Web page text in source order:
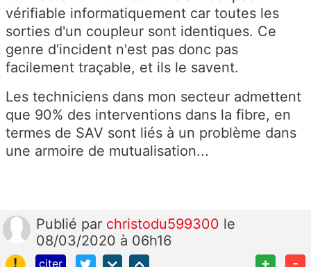
vérifiable informatiquement car toutes les
sorties d'un coupleur sont identiques. Ce
genre d'incident n'est pas donc pas
facilement traçable, et ils le savent.
Les techniciens dans mon secteur admettent
que 90% des interventions dans la fibre, en
termes de SAV sont liés à un problème dans
une armoire de mutualisation...
Publié par christodu599300 le
08/03/2020 à 06h16
!
citer + -